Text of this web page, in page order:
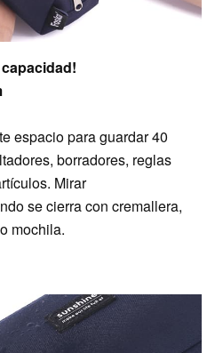
espacio para guardar 40
borradores, reglas
Mirar
se cierra con cremallera,
mochila.